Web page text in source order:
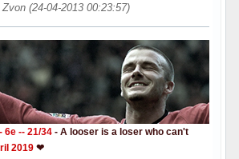
(24-04-2013 00:23:57)
6e -- 21/34 - A looser is a loser who can't
2019❤